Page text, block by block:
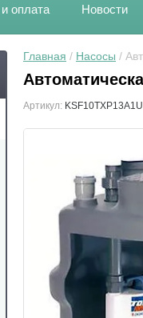
оплата Новости
Главная / Насосы /
Артикул: KSF10TXP13A1U